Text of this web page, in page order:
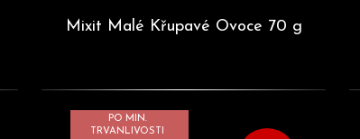
Mixit Malé Křupavé Ovoce 70 g
PO MIN.
TRVANLIVOSTI